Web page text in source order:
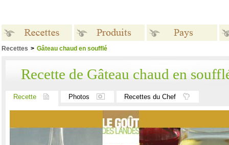
Recettes > Gâteau chaud en soufflé
Recette de Gâteau chaud en
Recette Photos Recettes du Chef